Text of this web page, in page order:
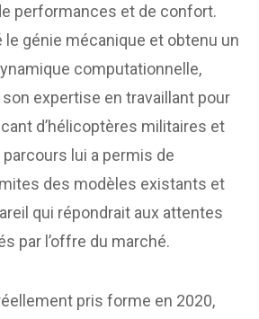
performances et de confort.
le génie mécanique et obtenu un
computationnelle,
expertise en travaillant pour
d’hélicoptères militaires et
lui a permis de
des modèles existants et
qui répondrait aux attentes
par l’offre du marché.
pris forme en 2020,